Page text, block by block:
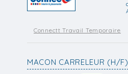
Connectt Travail Temporaire
MACON CARRELEUR (H/F)